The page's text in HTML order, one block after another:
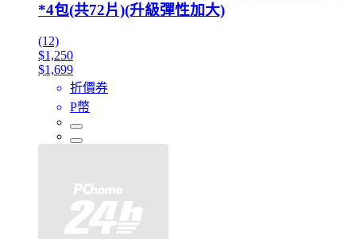
*4包(共72片)(升級彈性加大)
(12)
$1,250
$1,699
折價券
P幣